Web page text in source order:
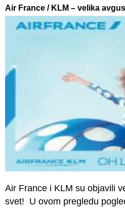
Air France / KLM – velika
Air France i KLM su objavili
svet! U ovom pregledu